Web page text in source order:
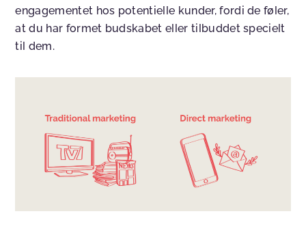
engagementet hos potentielle kunder, fordi de føler,
at du har formet budskabet eller tilbuddet specielt
til dem.